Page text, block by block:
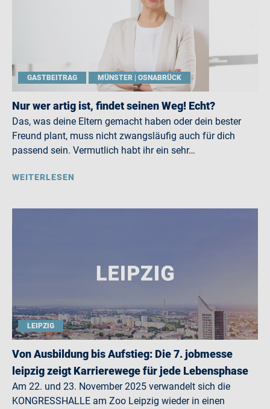
GASTBEITRAG MÜNSTER | OSNABRÜCK
Nur wer artig ist, findet seinen Weg! Echt?
Das, was deine Eltern gemacht haben oder dein bester
Freund plant, muss nicht zwangsläufig auch für dich
passend sein. Vermutlich habt ihr ein sehr…
WEITERLESEN
LEIPZIG
Von Ausbildung bis Aufstieg: Die 7. jobmesse
leipzig zeigt Karrierewege für jede Lebensphase
Am 22. und 23. November 2025 verwandelt sich die
KONGRESSHALLE am Zoo Leipzig wieder in einen